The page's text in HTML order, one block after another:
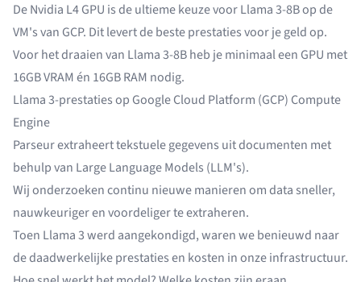
De Nvidia L4 GPU is de ultieme keuze voor Llama 3-8B op de
VM's van GCP. Dit levert de beste prestaties voor je geld op.
Voor het draaien van Llama 3-8B heb je minimaal een GPU met
16GB VRAM én 16GB RAM nodig.
Llama 3-prestaties op Google Cloud Platform (GCP) Compute
Engine
Parseurextraheert tekstuele gegevens uit documenten met
behulp van Large Language Models (LLM's).
Wij onderzoeken continu nieuwe manieren om data sneller,
nauwkeuriger en voordeliger te extraheren.
Toen Llama 3 werd aangekondigd, waren we benieuwd naar
de daadwerkelijke prestaties en kosten in onze infrastructuur.